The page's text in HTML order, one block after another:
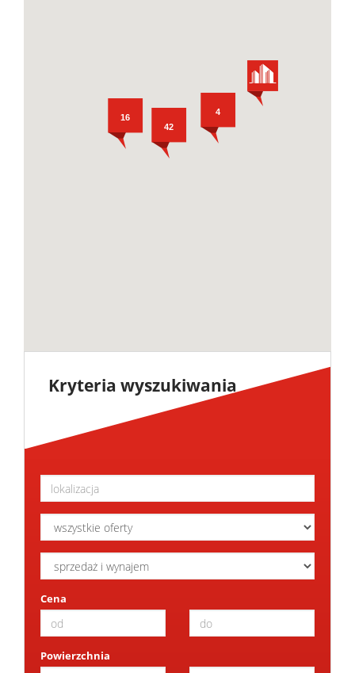
42
4
16
Kryteria wyszukiwania
Cena
Powierzchnia